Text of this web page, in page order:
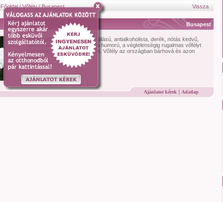
Főoldal/Vőfély/Busapest Vissza
Busapest
Bemutatkozás:Ha egy jó kiállású, antialkoholista, derék, nótás kedvű,
táncos lábú, nagy hangú és jó humorú, a végtelenségig rugalmas vőfélyt
kerestek, akkor az én vagyok. Vőfély az országban bárhová és azon
kívül ...
Ajánlatot kérek | Adatlap